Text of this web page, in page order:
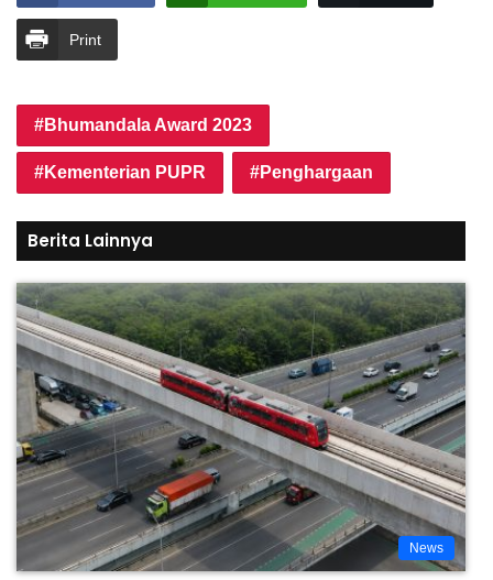
Print
Bhumandala Award 2023
Kementerian PUPR Penghargaan
Berita Lainnya
News